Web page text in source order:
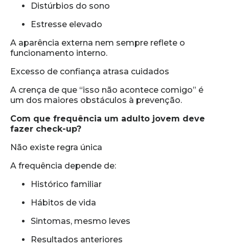
Distúrbios do sono
Estresse elevado
A aparência externa nem sempre reflete o
funcionamento interno.
Excesso de confiança atrasa cuidados
A crença de que “isso não acontece comigo” é
um dos maiores obstáculos à prevenção.
Com que frequência um adulto jovem deve
fazer check-up?
Não existe regra única
A frequência depende de:
Histórico familiar
Hábitos de vida
Sintomas, mesmo leves
Resultados anteriores